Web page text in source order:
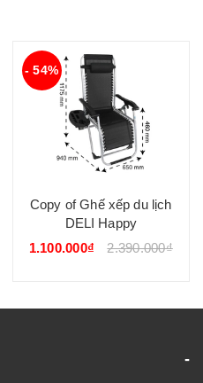
- 54%
Copy of Ghế xếp du lịch
DELI Happy
1.100.000₫
2.390.000₫